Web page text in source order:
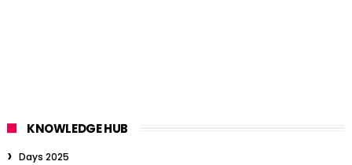
KNOWLEDGE HUB
Days 2025